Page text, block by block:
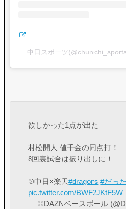
中日スポーツ
欲しかった1点が出た
村松開人 値千金の同点打！
8回裏試合は振り出しに！
⚾️中日×楽天#dragons #だっ
pic.twitter.com/BWF2JKtF5W
— ⚾️DAZNベースボール